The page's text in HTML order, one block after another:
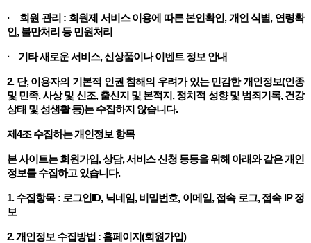
· 회원 관리 : 회원제 서비스 이용에 따른 본인확인, 개인 식별, 연령확
인, 불만처리 등 민원처리
· 기타 새로운 서비스, 신상품이나 이벤트 정보 안내
2. 단, 이용자의 기본적 인권 침해의 우려가 있는 민감한 개인정보(인종
및 민족, 사상 및 신조, 출신지 및 본적지, 정치적 성향 및 범죄기록, 건강
상태 및 성생활 등)는 수집하지 않습니다.
제4조 수집하는 개인정보 항목
본 사이트는 회원가입, 상담, 서비스 신청 등등을 위해 아래와 같은 개인
정보를 수집하고 있습니다.
1. 수집항목 : 로그인ID, 닉네임, 비밀번호, 이메일, 접속 로그, 접속 IP 정
보
2. 개인정보 수집방법 : 홈페이지(회원가입)